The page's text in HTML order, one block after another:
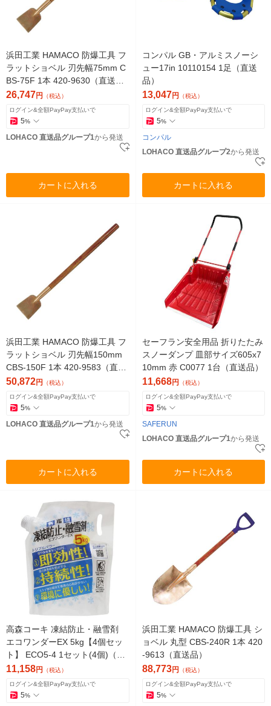
浜田工業 HAMACO 防爆工具 フ
ラットショベル 刃先幅75mm C
BS-75F 1本 420-9630（直送
品）
26,747円 （税込）
ログイン&全額PayPay支払いで
5%
LOHACO 直送品グループ1から発送
カートに入れる
コンパル GB・アルミスノーシ
ュー17in 10110154 1足（直送
品）
13,047円 （税込）
ログイン&全額PayPay支払いで
5%
コンパル
LOHACO 直送品グループ2から発送
カートに入れる
浜田工業 HAMACO 防爆工具 フ
ラットショベル 刃先幅150mm
CBS-150F 1本 420-9583（直送
品）
50,872円 （税込）
ログイン&全額PayPay支払いで
5%
LOHACO 直送品グループ1から発送
カートに入れる
セーフラン安全用品 折りたたみ
スノーダンプ 皿部サイズ605x7
10mm 赤 C0077 1台（直送品）
11,668円 （税込）
ログイン&全額PayPay支払いで
5%
SAFERUN
LOHACO 直送品グループ1から発送
カートに入れる
高森コーキ 凍結防止・融雪剤
エコワンダーEX 5kg【4個セッ
ト】 ECO5-4 1セット(4個)（直
送品）
11,158円 （税込）
ログイン&全額PayPay支払いで
5%
浜田工業 HAMACO 防爆工具 シ
ョベル 丸型 CBS-240R 1本 420
-9613（直送品）
88,773円 （税込）
ログイン&全額PayPay支払いで
5%